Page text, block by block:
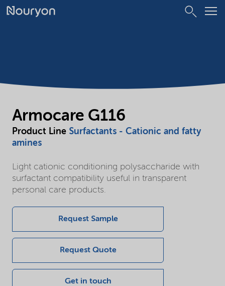
Armocare G116
Product Line Surfactants - Cationic and fatty
amines
Light cationic conditioning polysaccharide with
surfactant compatibility useful in transparent
personal care products.
Request Sample
Request Quote
Get in touch